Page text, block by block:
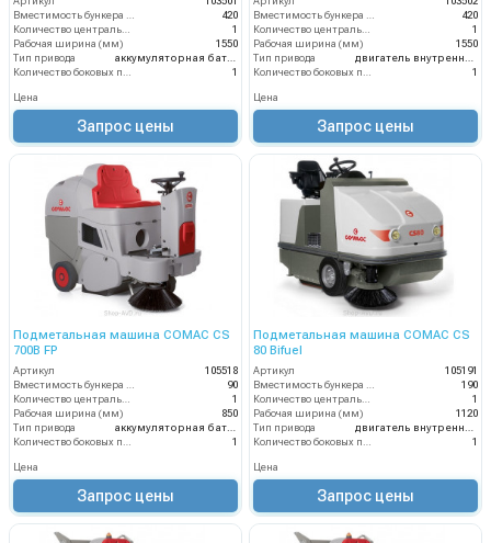
420
1
Рабочая ширина (мм)
1550
Тип привода
1
Цена
Запрос цены
420
1
Рабочая ширина (мм)
1550
Тип привода
1
Цена
Запрос цены
Подметальная машина COMAC CS
700B FP
Артикул
105518
90
1
Рабочая ширина (мм)
850
Тип привода
1
Цена
Запрос цены
Подметальная машина COMAC CS
80 Bifuel
Артикул
105191
190
1
Рабочая ширина (мм)
1120
Тип привода
1
Цена
Запрос цены